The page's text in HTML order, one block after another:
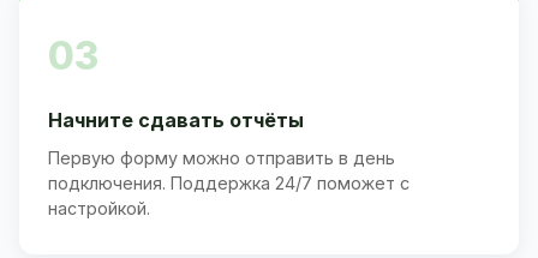
03
Начните сдавать отчёты
Первую форму можно отправить в день
подключения. Поддержка 24/7 поможет с
настройкой.